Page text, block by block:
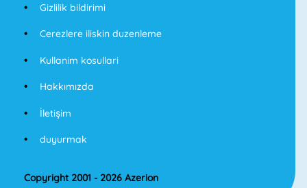
Gizlilik bildirimi
Cerezlere iliskin duzenleme
Kullanim kosullari
Hakkımızda
İletişim
duyurmak
Copyright 2001 - 2026 Azerion